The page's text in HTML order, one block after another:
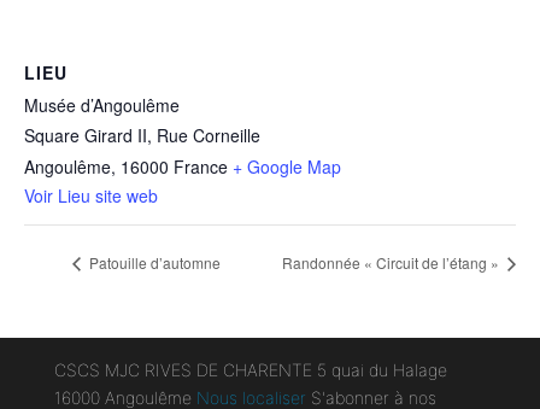
LIEU
Musée d’Angoulême
Square Girard II, Rue Corneille
Angoulême, 16000 France + Google Map
Voir Lieu site web
Patouille d’automne Randonnée « Circuit de l’étang »
CSCS MJC RIVES DE CHARENTE 5 quai du Halage
16000 Angoulême Nous localiser S'abonner à nos